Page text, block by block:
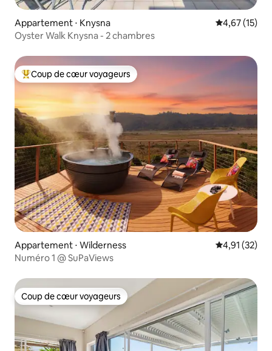
Appartement ⋅ Knysna Évaluation
4,67 (15)
Oyster Walk Knysna - 2 chambres
Coups de cœur voyageurs les plus appréciés
Coup de cœur voyageurs
Appartement ⋅ Wilderness Évaluation
4,91 (32)
Numéro 1 @ SuPaViews
Coup de cœur voyageurs
Coup de cœur voyageurs